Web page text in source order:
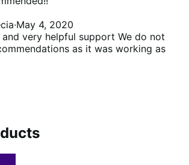
·May 4, 2020
and very helpful support We do not
as it was working as